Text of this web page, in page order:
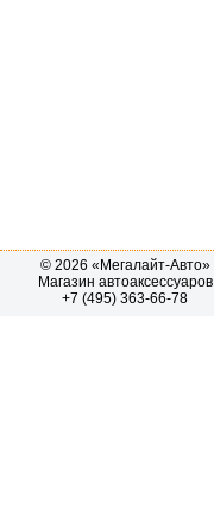
© 2026 «Мегалайт-Авто»
Магазин автоаксессуаров
+7 (495) 363-66-78